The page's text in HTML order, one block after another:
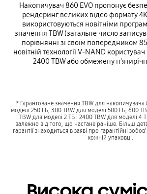
Накопичувач 860 EVO пропонує
рендеринг великих відео формату
використовуються новітніми
значення TBW (загальне число
порівнянні зі своїм попередником
новітній технології V-NAND
2400 TBW або обмежену
* Гарантоване значення TBW для накопичувача
моделі 250 ГБ, 300 TBW для моделі 500 ГБ, 600
TBW для моделі 2 ТБ і 2400 TBW для моделі 4
залежно від того, що настане раніше. Більш
гарантії знаходиться в заяві про гарантійні
кожній упаковці.